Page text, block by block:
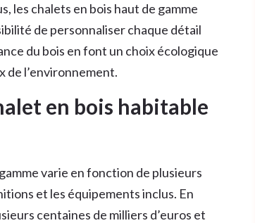
les chalets en bois haut de gamme
de personnaliser chaque détail
du bois en font un choix écologique
de l’environnement.
en bois habitable
varie en fonction de plusieurs
et les équipements inclus. En
centaines de milliers d’euros et